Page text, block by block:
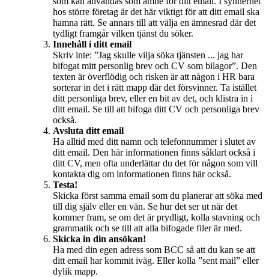
hos större företag är det här viktigt för att ditt email ska
hamna rätt. Se annars till att välja en ämnesrad där det
tydligt framgår vilken tjänst du söker.
Innehåll i ditt email
Skriv inte: ”Jag skulle vilja söka tjänsten ... jag har
bifogat mitt personlig brev och CV som bilagor”. Den
texten är överflödig och risken är att någon i HR bara
sorterar in det i rätt mapp där det försvinner. Ta istället
ditt personliga brev, eller en bit av det, och klistra in i
ditt email. Se till att bifoga ditt CV och personliga brev
också.
Avsluta ditt email
Ha alltid med ditt namn och telefonnummer i slutet av
ditt email. Den här informationen finns såklart också i
ditt CV, men ofta underlättar du det för någon som vill
kontakta dig om informationen finns här också.
Testa!
Skicka först samma email som du planerar att söka med
till dig själv eller en vän. Se hur det ser ut när det
kommer fram, se om det är prydligt, kolla stavning och
grammatik och se till att alla bifogade filer är med.
Skicka in din ansökan!
Ha med din egen adress som BCC så att du kan se att
ditt email har kommit iväg. Eller kolla ”sent mail” eller
dylik mapp.